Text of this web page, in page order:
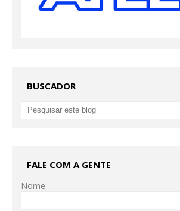
BUSCADOR
FALE COM A GENTE
Nome